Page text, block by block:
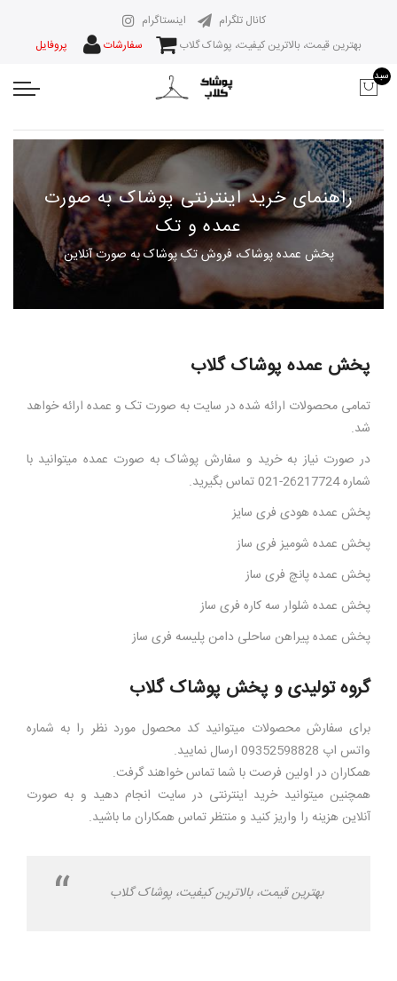
اینستاگرام
کانال تلگرام
بهترین قیمت، بالاترین کیفیت، پوشاک گلاب
سفارشات پروفایل
سبد
راهنمای خرید اینترنتی پوشاک به صورت
عمده و تک
پخش عمده پوشاک، فروش تک پوشاک به صورت آنلاین
پخش عمده پوشاک گلاب
تمامی محصولات ارائه شده در سایت به صورت تک و عمده ارائه خواهد
شد.
در صورت نیاز به خرید و سفارش پوشاک به صورت عمده میتوانید با
شماره 26217724-021 تماس بگیرید.
پخش عمده هودی فری سایز
پخش عمده شومیز فری ساز
پخش عمده پانچ فری ساز
پخش عمده شلوار سه کاره فری ساز
پخش عمده پیراهن ساحلی دامن پلیسه فری ساز
گروه تولیدی و پخش پوشاک گلاب
برای سفارش محصولات میتوانید کد محصول مورد نظر را به شماره
واتس اپ 09352598828 ارسال نمایید.
همکاران در اولین فرصت با شما تماس خواهند گرفت.
همچنین میتوانید خرید اینترنتی در سایت انجام دهید و به صورت
آنلاین هزینه را واریز کنید و منتظر تماس همکاران ما باشید.
بهترین قیمت، بالاترین کیفیت، پوشاک گلاب